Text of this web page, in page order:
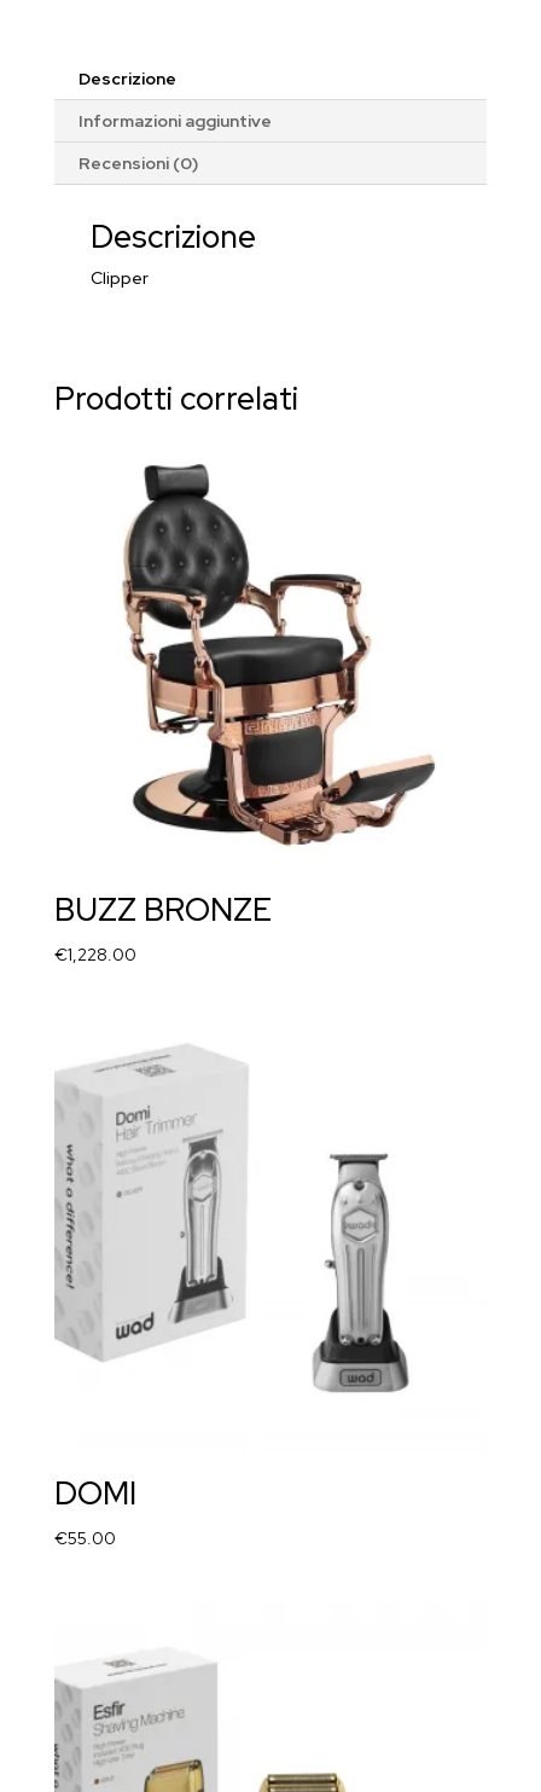
Descrizione
Informazioni aggiuntive
Recensioni (0)
Descrizione
Clipper
Prodotti correlati
BUZZ BRONZE
€1,228.00
DOMI
€55.00